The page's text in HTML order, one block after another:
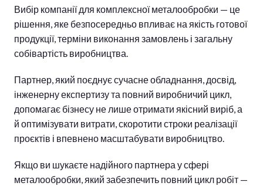
Вибір компанії для комплексної металообробки — це
рішення, яке безпосередньо впливає на якість готової
продукції, терміни виконання замовлень і загальну
собівартість виробництва.
Партнер, який поєднує сучасне обладнання, досвід,
інженерну експертизу та повний виробничий цикл,
допомагає бізнесу не лише отримати якісний виріб, а
й оптимізувати витрати, скоротити строки реалізації
проєктів і впевнено масштабувати виробництво.
Якщо ви шукаєте надійного партнера у сфері
металообробки, який забезпечить повний цикл робіт —